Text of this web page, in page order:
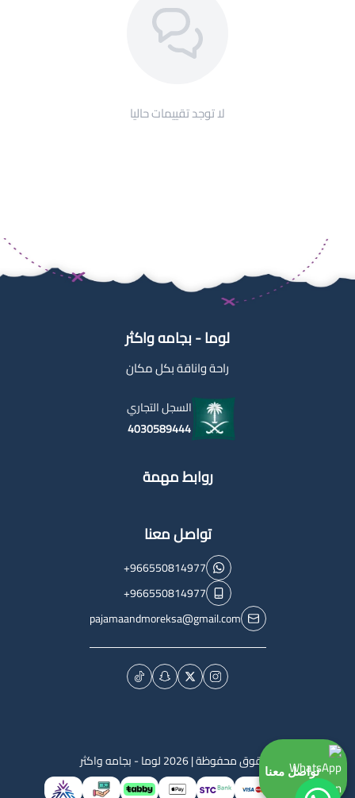
لا توجد تقييمات حاليا
لوما - بجامه واكثر
راحة واناقة بكل مكان
السجل التجاري
4030589444
روابط مهمة
تواصل معنا
+966550814977
+966550814977
pajamaandmoreksa@gmail.com
الحقوق محفوظة | 2026 لوما - بجامه واكثر
تواصل معنا